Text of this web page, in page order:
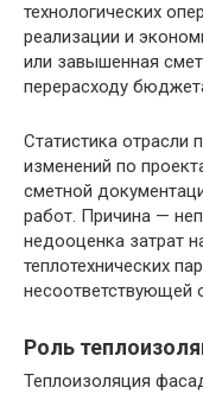
технологических
реализации и
или завышенная
перерасходу
Статистика отрасли
изменений по
сметной
работ. Причина —
недооценка затрат
теплотехнических
несоответствующей
Роль
Теплоизоляция